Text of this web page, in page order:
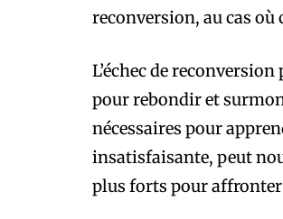
reconversion, au cas
L’échec de
pour rebondir et
nécessaires pour
insatisfaisante, peut
plus forts pour affronter